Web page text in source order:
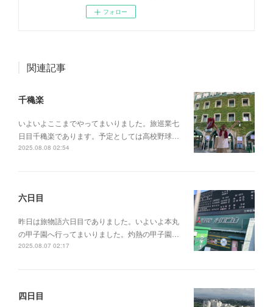
フォロー
関連記事
千穐楽
いよいよここまでやってまいりました。旅巡業七
日目千穐楽であります。予定としては高校野球…
2025.08.08 02:54
六日目
昨日は旅物語六日目でありました。いよいよ本丸
の甲子園へ行ってまいりました。灼熱の甲子園…
2025.08.07 02:17
四日目